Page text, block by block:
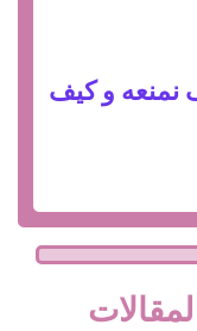
نمنعه و كيف